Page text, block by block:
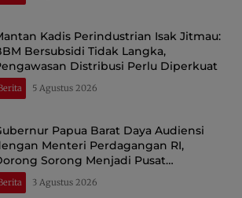
Kadis Perindustrian Isak Jitmau:
Bersubsidi Tidak Langka,
Distribusi Perlu Diperkuat
5 Agustus 2026
Papua Barat Daya Audiensi
Menteri Perdagangan RI,
Sorong Menjadi Pusat
dan Ekspor Kawasan Timur
3 Agustus 2026